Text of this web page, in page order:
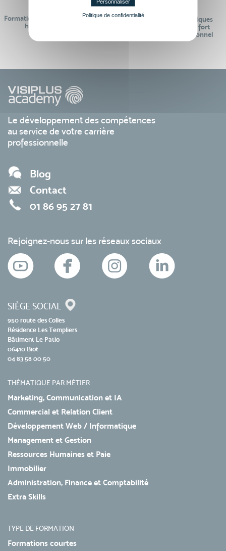
Formations réalisables pendant ou
hors temps de travail
Des contenus pédagogiques
« de pointe » et en lien fort
avec le monde professionnel
Le développement des compétences
au service de votre carrière
professionnelle
Blog
Contact
01 86 95 27 81
Rejoignez-nous sur les réseaux sociaux
SIÈGE SOCIAL
950 route des Colles
Résidence Les Templiers
Bâtiment Le Patio
06410 Biot
04 83 58 00 50
THÉMATIQUE PAR MÉTIER
Marketing, Communication et IA
Commercial et Relation Client
Développement Web / Informatique
Management et Gestion
Ressources Humaines et Paie
Immobilier
Administration, Finance et Comptabilité
Extra Skills
TYPE DE FORMATION
Formations courtes
Politique de confidentialité